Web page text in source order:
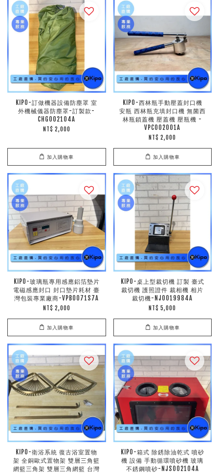
KIPO-訂做機器設備防塵罩 室
外機械儀器防塵罩-訂製款-
CHG002104A
NT$ 2,000
加入購物車
KIPO-西林瓶手動壓蓋封口機
安瓶 西林瓶充填封口機 無菌西
林瓶鎖蓋機 壓蓋機 壓瓶機 -
VPC002001A
NT$ 2,000
加入購物車
KIPO-玻璃瓶專用感應鋁箔墊片
電磁感應封口 封口墊片耗材 臺
灣包裝專業廠商-VPB0071S7A
NT$ 2,000
加入購物車
KIPO-桌上型裁切機 訂製 臺式
裁切機 護照證件 裁相機 相片
裁切機-NJO019984A
NT$ 5,000
加入購物車
KIPO-衛浴系統 復古浴室置物
架 全銅歐式置物架 雙層三角籃
網籃三角架 雙層三角網籃 台灣
KIPO-箱式 除銹除油乾式 噴砂
機 設備 手動循環噴砂機 玻璃
不銹鋼噴砂-NJS002104A